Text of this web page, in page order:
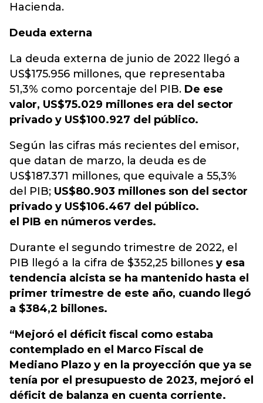
Hacienda.
Deuda externa
La deuda externa de junio de 2022 llegó a
US$175.956 millones, que representaba
51,3% como porcentaje del PIB. De ese
valor, US$75.029 millones era del sector
privado y US$100.927 del público.
Según las cifras más recientes del emisor,
que datan de marzo, la deuda es de
US$187.371 millones, que equivale a 55,3%
del PIB; US$80.903 millones son del sector
privado y US$106.467 del público.
el PIB en números verdes.
Durante el segundo trimestre de 2022, el
PIB llegó a la cifra de $352,25 billones y esa
tendencia alcista se ha mantenido hasta el
primer trimestre de este año, cuando llegó
a $384,2 billones.
“Mejoró el déficit fiscal como estaba
contemplado en el Marco Fiscal de
Mediano Plazo y en la proyección que ya se
tenía por el presupuesto de 2023, mejoró el
déficit de balanza en cuenta corriente.